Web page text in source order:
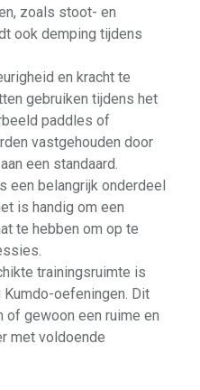
zoals stoot- en
ook demping tijdens
en kracht te
gebruiken tijdens het
paddles of
vastgehouden door
een standaard.
een belangrijk onderdeel
is handig om een
te hebben om op te
trainingsruimte is
oefeningen. Dit
of gewoon een ruime en
met voldoende